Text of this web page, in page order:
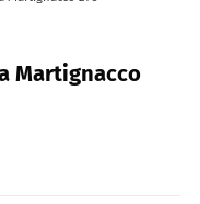
Martignacco